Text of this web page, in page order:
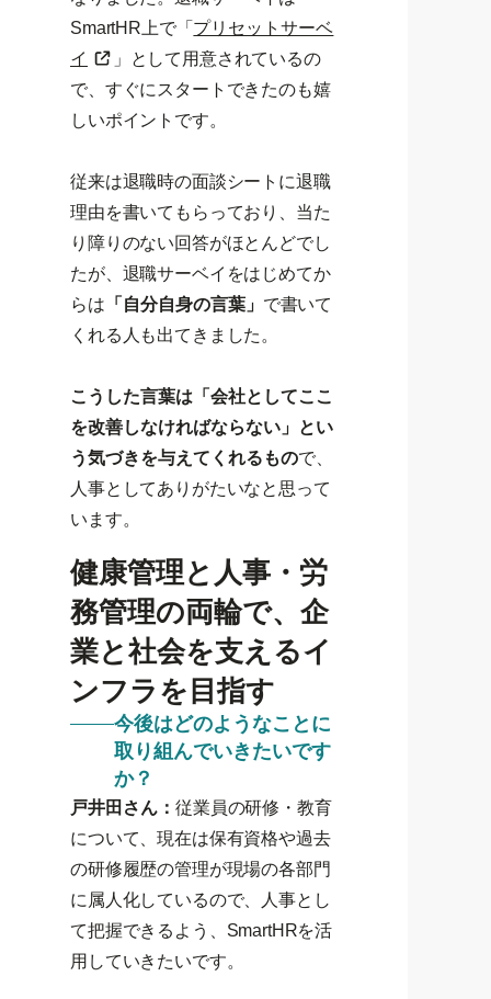
SmartHR上で「 プリセットサーベ
イ
」として用意されているの
で、すぐにスタートできたのも嬉
しいポイントです。
従来は退職時の面談シートに退職
理由を書いてもらっており、当た
り障りのない回答がほとんどでし
たが、退職サーベイをはじめてか
らは 「自分自身の言葉」 で書いて
くれる人も出てきました。
こうした言葉は「会社としてここ
を改善しなければならない」とい
う気づきを与えてくれるもので、
人事としてありがたいなと思って
います。
健康管理と人事・労
務管理の両輪で、企
業と社会を支えるイ
ンフラを目指す
今後はどのようなことに
取り組んでいきたいです
か？
戸井田さん： 従業員の研修・教育
について、現在は保有資格や過去
の研修履歴の管理が現場の各部門
に属人化しているので、人事とし
て把握できるよう、SmartHRを活
用していきたいです。